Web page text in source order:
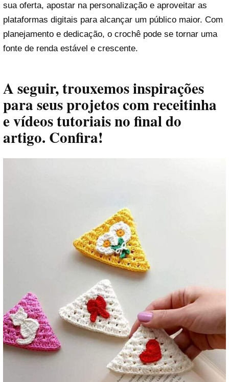
sua oferta, apostar na personalização e aproveitar as
plataformas digitais para alcançar um público maior. Com
planejamento e dedicação, o crochê pode se tornar uma
fonte de renda estável e crescente.
A seguir, trouxemos inspirações
para seus projetos com receitinha
e vídeos tutoriais no final do
artigo. Confira!